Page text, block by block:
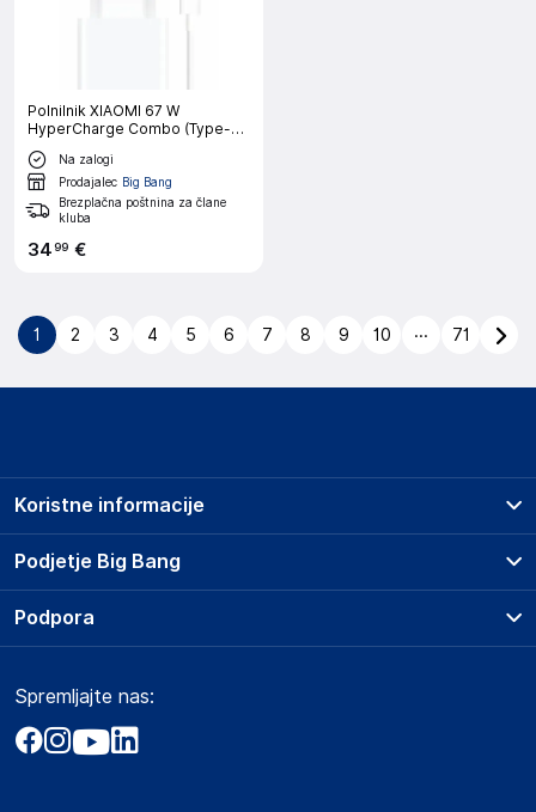
Polnilnik XIAOMI 67 W
HyperCharge Combo (Type-A)
EU
Na zalogi
Prodajalec Big Bang
Brezplačna poštnina za člane
kluba
3499 €
1 2 3 4 5 6 7 8 9 10 ... 71
Podjetje Big Bang
O podjetju
Obvestila za javnost
Akt o digitalnih storitvah
Koristne informacije
Prodajna mesta
Storitve
Dostava, vnos in odvoz
Zavarovanje izdelkov
Podpora
Marketplace
Kako oddati naročilo?
Spremljajte nas: